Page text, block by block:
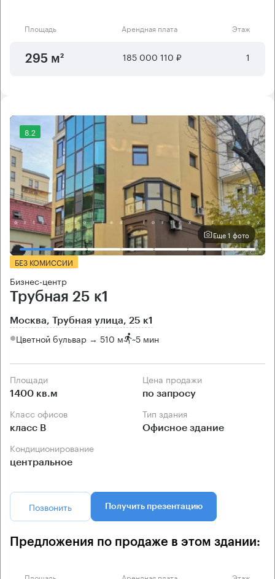
Площадь Арендная плата Этаж
295 м² 185 000 110 ₽ 1
8.2
Еще 1 фото
БЕЗ КОМИССИИ
Бизнес-центр
Трубная 25 к1
Москва, Трубная улица, 25 к1
Цветной бульвар → 510 м ~5 мин
Площади
1400 кв.м
Цена продажи
по запросу
Класс офисов
класс B
Тип здания
Офисное здание
Кондиционирование
центральное
Позвонить Получить презентацию
Предложения по продаже в этом здании: